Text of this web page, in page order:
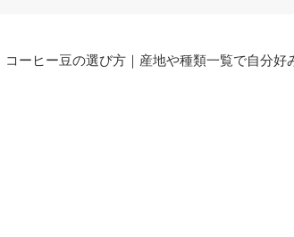
ーヒー豆の選び方｜産地や種類一覧で自分